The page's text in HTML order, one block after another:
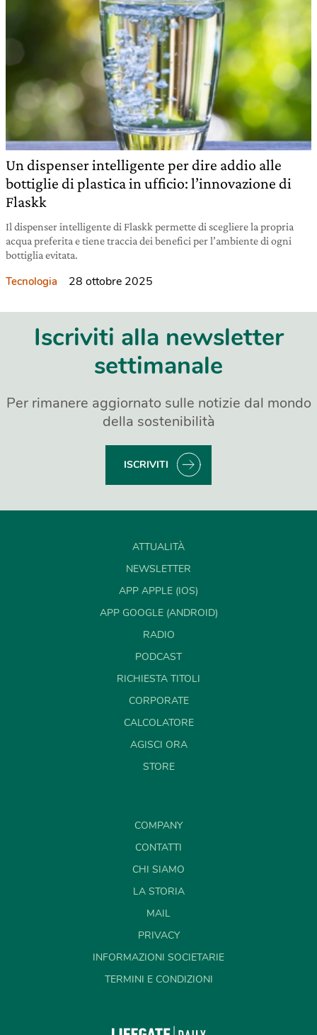
Un dispenser intelligente per dire addio alle
bottiglie di plastica in ufficio: l’innovazione di
Flaskk
Il dispenser intelligente di Flaskk permette di scegliere la propria
acqua preferita e tiene traccia dei benefici per l’ambiente di ogni
bottiglia evitata.
Tecnologia 28 ottobre 2025
Iscriviti alla newsletter
settimanale
Per rimanere aggiornato sulle notizie dal mondo
della sostenibilità
ISCRIVITI
ATTUALITÀ
NEWSLETTER
APP APPLE (IOS)
APP GOOGLE (ANDROID)
RADIO
PODCAST
RICHIESTA TITOLI
CORPORATE
CALCOLATORE
AGISCI ORA
STORE
COMPANY
CONTATTI
CHI SIAMO
LA STORIA
MAIL
PRIVACY
INFORMAZIONI SOCIETARIE
TERMINI E CONDIZIONI